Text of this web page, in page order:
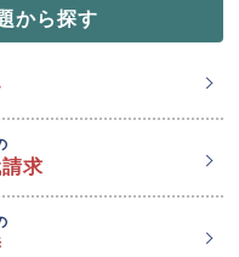
から探す
求